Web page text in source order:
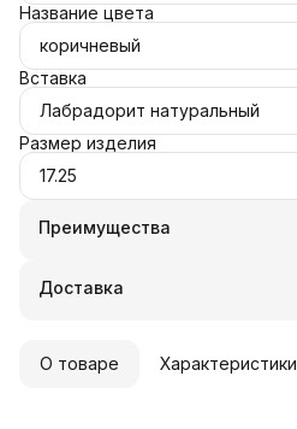
Название цвета
коричневый
Вставка
Лабрадорит натуральный
Размер изделия
17.25
Преимущества
Оплата частями в Сплит
Удобный возврат
Доставка
О товаре Характеристики